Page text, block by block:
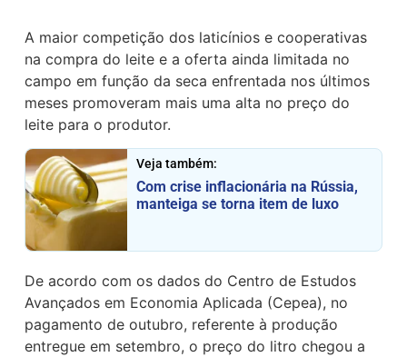
A maior competição dos laticínios e cooperativas
na compra do leite e a oferta ainda limitada no
campo em função da seca enfrentada nos últimos
meses promoveram mais uma alta no preço do
leite para o produtor.
Veja também:
Com crise inflacionária na Rússia,
manteiga se torna item de luxo
De acordo com os dados do Centro de Estudos
Avançados em Economia Aplicada (Cepea), no
pagamento de outubro, referente à produção
entregue em setembro, o preço do litro chegou a